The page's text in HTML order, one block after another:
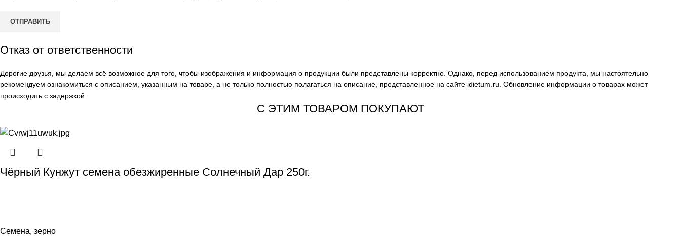
Отказ от ответственности
Дорогие друзья, мы делаем всё возможное для того, чтобы изображения и информация о продукции были представлены корректно. Однако, перед использованием продукта, мы настоятельно
рекомендуем ознакомиться с описанием, указанным на товаре, а не только полностью полагаться на описание, представленное на сайте idietum.ru . Обновление информации о товарах может
происходить с задержкой.
С ЭТИМ ТОВАРОМ ПОКУПАЮТ
Чёрный Кунжут семена обезжиренные Солнечный Дар 250г.
Семена, зерно